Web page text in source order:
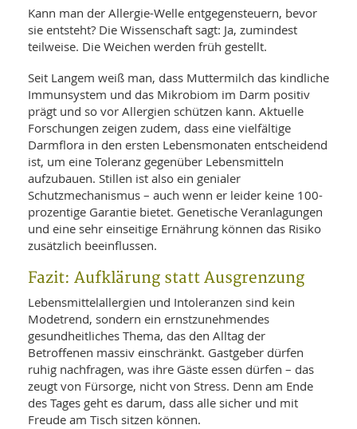
Kann man der Allergie-Welle entgegensteuern, bevor
sie entsteht? Die Wissenschaft sagt: Ja, zumindest
teilweise. Die Weichen werden früh gestellt.
Seit Langem weiß man, dass Muttermilch das kindliche
Immunsystem und das Mikrobiom im Darm positiv
prägt und so vor Allergien schützen kann. Aktuelle
Forschungen zeigen zudem, dass eine vielfältige
Darmflora in den ersten Lebensmonaten entscheidend
ist, um eine Toleranz gegenüber Lebensmitteln
aufzubauen. Stillen ist also ein genialer
Schutzmechanismus – auch wenn er leider keine 100-
prozentige Garantie bietet. Genetische Veranlagungen
und eine sehr einseitige Ernährung können das Risiko
zusätzlich beeinflussen.
Fazit: Aufklärung statt Ausgrenzung
Lebensmittelallergien und Intoleranzen sind kein
Modetrend, sondern ein ernstzunehmendes
gesundheitliches Thema, das den Alltag der
Betroffenen massiv einschränkt. Gastgeber dürfen
ruhig nachfragen, was ihre Gäste essen dürfen – das
zeugt von Fürsorge, nicht von Stress. Denn am Ende
des Tages geht es darum, dass alle sicher und mit
Freude am Tisch sitzen können.